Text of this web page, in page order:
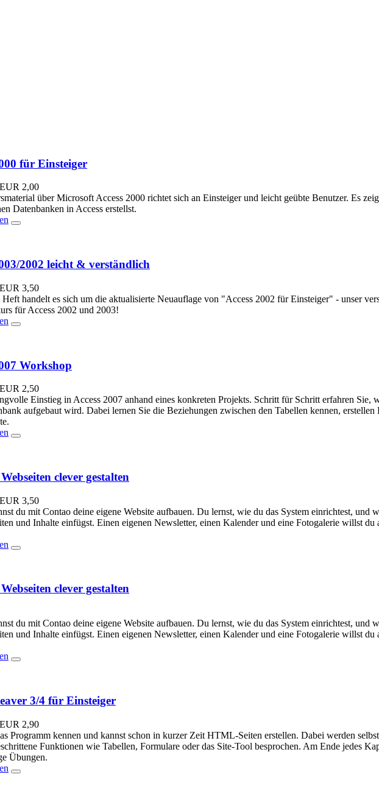
für Einsteiger
EUR 2,00
über Microsoft Access 2000 richtet sich an Einsteiger und leicht geübte Benutzer. Es
Datenbanken in Access erstellst.
2002 leicht & verständlich
EUR 3,50
Heft handelt es sich um die aktualisierte Neuauflage von "Access 2002 für Einsteiger" - unser
für Access 2002 und 2003!
Workshop
EUR 2,50
Einstieg in Access 2007 anhand eines konkreten Projekts. Schritt für Schritt erfahren Sie,
aufgebaut wird. Dabei lernen Sie die Beziehungen zwischen den Tabellen kennen, erstellen
clever gestalten
EUR 3,50
du mit Contao deine eigene Website aufbauen. Du lernst, wie du das System einrichtest, und
und Inhalte einfügst. Einen eigenen Newsletter, einen Kalender und eine Fotogalerie willst du
clever gestalten
du mit Contao deine eigene Website aufbauen. Du lernst, wie du das System einrichtest, und
und Inhalte einfügst. Einen eigenen Newsletter, einen Kalender und eine Fotogalerie willst du
3/4 für Einsteiger
EUR 2,90
Programm kennen und kannst schon in kurzer Zeit HTML-Seiten erstellen. Dabei werden
Funktionen wie Tabellen, Formulare oder das Site-Tool besprochen. Am Ende jedes
Übungen.